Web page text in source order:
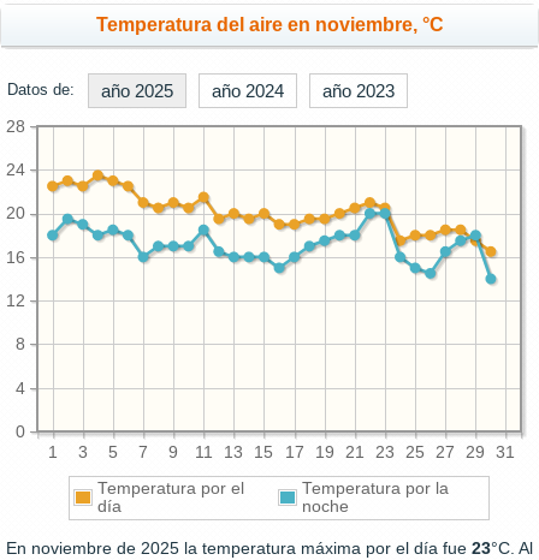
Temperatura del aire en noviembre, °C
Datos de: año 2025 año 2024 año 2023
1 3 5 7 9 11 13 15 17 19 21 23 25 27 29 31
0
4
8
12
16
20
24
28
Temperatura por el
día
Temperatura por la
noche
En noviembre de 2025 la temperatura máxima por el día fue 23°C. Al